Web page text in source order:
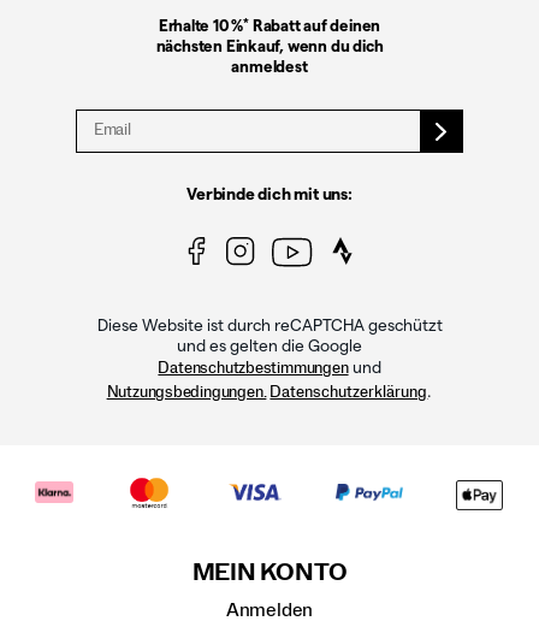
Erhalte 10 %* Rabatt auf deinen
nächsten Einkauf, wenn du dich
anmeldest
Verbinde dich mit uns:
Diese Website ist durch reCAPTCHA geschützt
und es gelten die Google
Datenschutzbestimmungenund
Nutzungsbedingungen. Datenschutzerklärung.
MEIN KONTO
Anmelden